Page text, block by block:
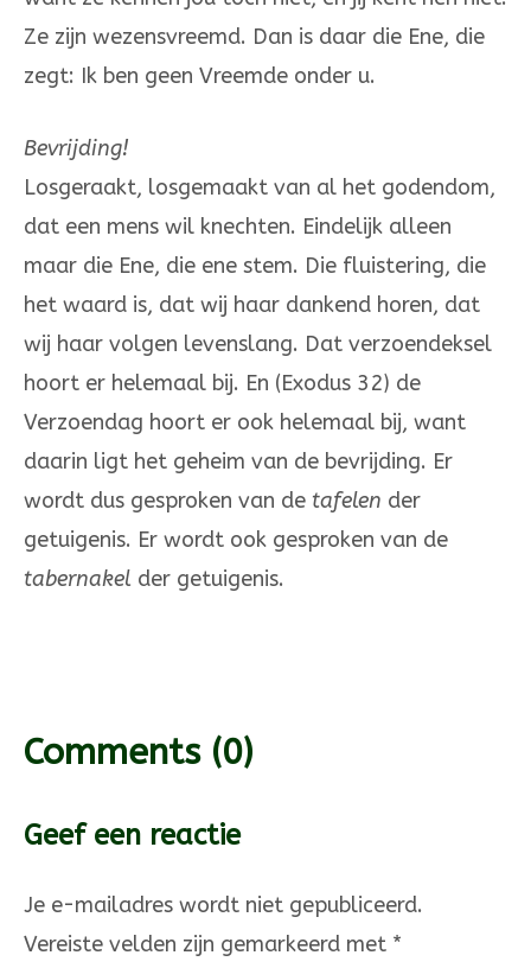
Ze zijn wezens­vreemd. Dan is daar die Ene, die
zegt: Ik ben geen Vreemde onder u.
Bevrijding!
Losgeraakt, losgemaakt van al het godendom,
dat een mens wil knech­ten. Eindelijk alleen
maar die Ene, die ene stem. Die fluistering, die
het waard is, dat wij haar dankend horen, dat
wij haar volgen levenslang. Dat verzoendeksel
hoort er helemaal bij. En (Exodus 32) de
Verzoendag hoort er ook helemaal bij, want
daarin ligt het geheim van de bevrijding. Er
wordt dus gesproken van de tafelen der
getuigenis. Er wordt ook ge­spro­ken van de
tabernakel der getuigenis.
Comments (0)
Geef een reactie
Je e-mailadres wordt niet gepubliceerd.
Vereiste velden zijn gemarkeerd met *